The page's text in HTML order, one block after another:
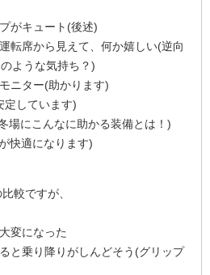
がキュート(後述)
転席から見えて、何か嬉しい(逆向
ような気持ち？)
ニター(助かります)
定しています)
場にこんなに助かる装備とは！)
快適になります)
較ですが、
変になった
と乗り降りがしんどそう(グリップ